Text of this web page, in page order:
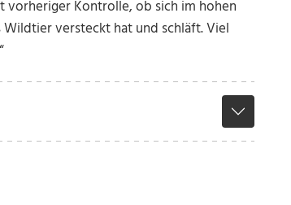
Kontrolle, ob sich im hohen
versteckt hat und schläft. Viel